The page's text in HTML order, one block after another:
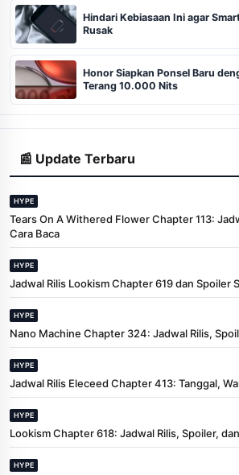
Hindari Kebiasaan Ini agar
Rusak
Honor Siapkan Ponsel Baru
Terang 10.000 Nits
📰 Update Terbaru
HYPE
Tears On A Withered Flower Chapter 113:
Cara Baca
HYPE
Jadwal Rilis Lookism Chapter 619 dan Spoiler
HYPE
Nano Machine Chapter 324: Jadwal Rilis,
HYPE
Jadwal Rilis Eleceed Chapter 413: Tanggal,
HYPE
Lookism Chapter 618: Jadwal Rilis, Spoiler,
HYPE